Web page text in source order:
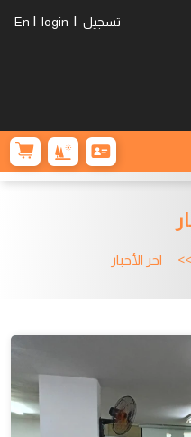
تسجيل |
login
|
En
اخر الأخبار